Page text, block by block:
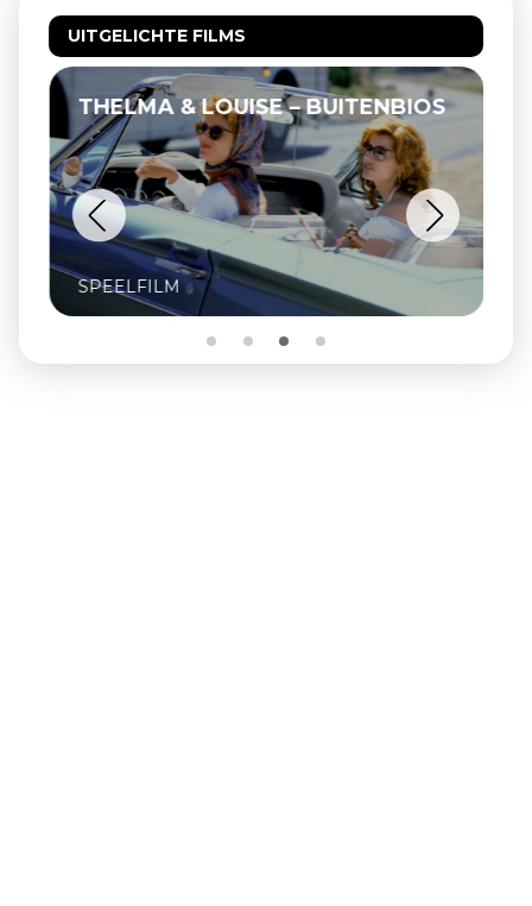
UITGELICHTE FILMS
THELMA & LOUISE – BUITENBIOS
SPEELFILM